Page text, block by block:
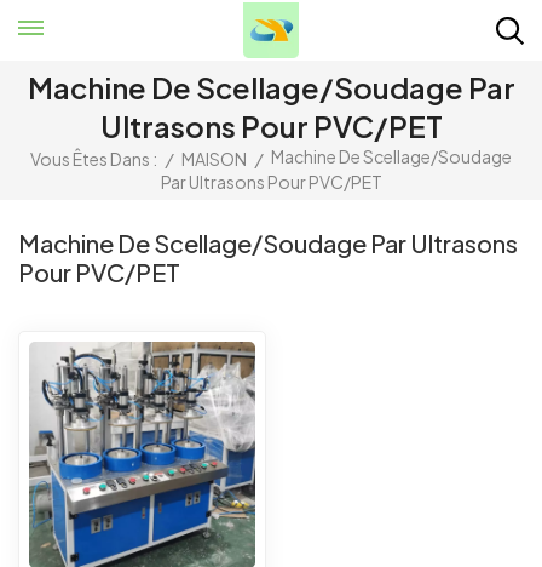
Machine De Scellage/soudage Par
Ultrasons Pour PVC/PET
Vous Êtes Dans : / MAISON / Machine De Scellage/soudage
Par Ultrasons Pour PVC/PET
Machine De Scellage/soudage Par Ultrasons
Pour PVC/PET